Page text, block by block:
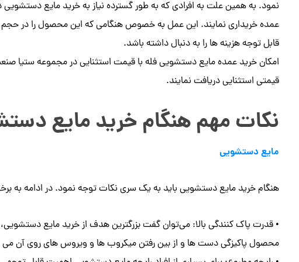
نمود. به همین علت به افرادی که به طور گسترده نیاز به خرید مایع
عمده خریداری نمایند. این عمل به خصوص هنگامی که این محصول را در حجم
قابل توجه هزینه ها را به دنبال داشته باشد.
امکان خرید عمده مایع دستشویی فله با قیمت استثنایی در مجموعه ستیا
قیمتی استثنایی دریافت نمایند.
نکات مهم هنگام خرید مایع
مایع دستشویی
هنگام خرید مایع دستشویی باید به یک سری نکات توجه نمود. در ادامه به
• قدرت پاک کنندگی بالا: می‌توان گفت بزرگترین هدف از خرید مایع
محصول پاکیزگی دست ها و از بین رفتن میکروب ها و ویروس های روی آن می